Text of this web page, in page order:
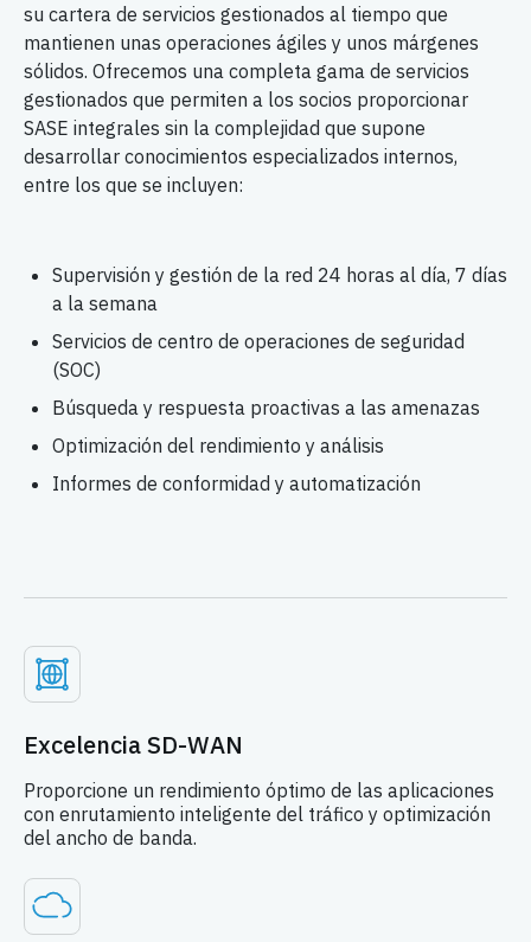
su cartera de servicios gestionados al tiempo que
mantienen unas operaciones ágiles y unos márgenes
sólidos. Ofrecemos una completa gama de servicios
gestionados que permiten a los socios proporcionar
SASE integrales sin la complejidad que supone
desarrollar conocimientos especializados internos,
entre los que se incluyen:
Supervisión y gestión de la red 24 horas al día, 7 días
a la semana
Servicios de centro de operaciones de seguridad
(SOC)
Búsqueda y respuesta proactivas a las amenazas
Optimización del rendimiento y análisis
Informes de conformidad y automatización
Excelencia SD-WAN
Proporcione un rendimiento óptimo de las aplicaciones
con enrutamiento inteligente del tráfico y optimización
del ancho de banda.